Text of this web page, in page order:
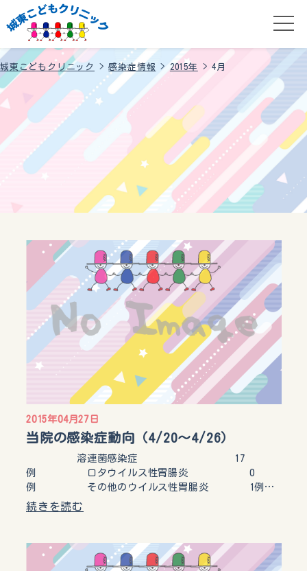
城東こどもクリニック >感染症情報 > 2015年 >4月
2015年04月27日
当院の感染症動向（4/20～4/26）
溶連菌感染症 17
例 ロタウイルス性胃腸炎 0
例 その他のウイルス性胃腸炎 1例…
続きを読む